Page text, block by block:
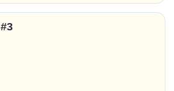
#3